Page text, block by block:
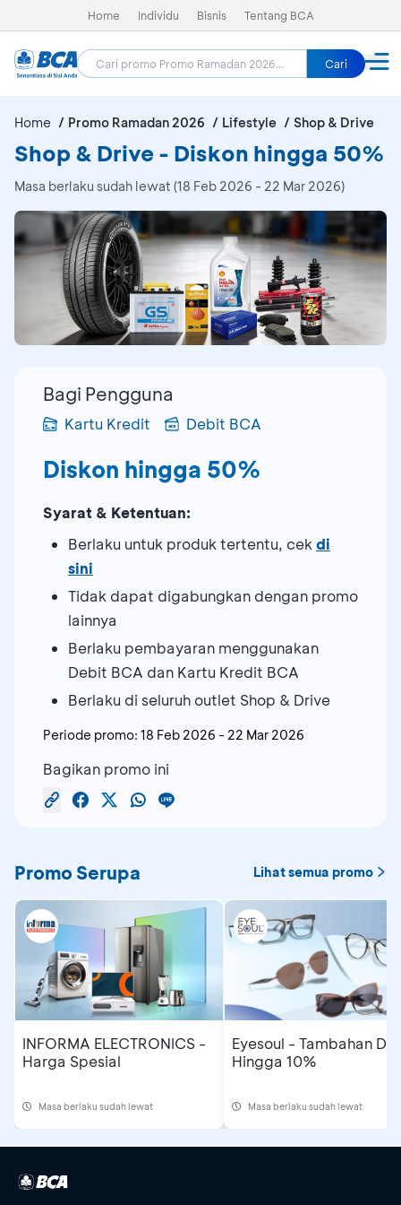
Home Individu Bisnis Tentang BCA
Cari
Home Promo Ramadan 2026 Lifestyle Shop & Drive
Shop & Drive - Diskon hingga 50%
Masa berlaku sudah lewat (18 Feb 2026 - 22 Mar 2026)
Bagi Pengguna
Kartu Kredit Debit BCA
Diskon hingga 50%
Syarat & Ketentuan:
Berlaku untuk produk tertentu, cek di
sini
Tidak dapat digabungkan dengan promo
lainnya
Berlaku pembayaran menggunakan
Debit BCA dan Kartu Kredit BCA
Berlaku di seluruh outlet Shop & Drive
Periode promo: 18 Feb 2026 - 22 Mar 2026
Bagikan promo ini
Promo Serupa Lihat semua promo
INFORMA ELECTRONICS -
Harga Spesial
Masa berlaku sudah lewat
Eyesoul - Tambahan
Hingga 10%
Masa berlaku sudah lewat